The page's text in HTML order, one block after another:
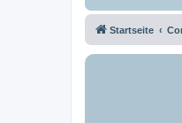
Startseite